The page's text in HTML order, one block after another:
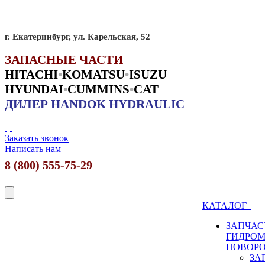
г. Екатеринбург, ул. Карельская, 52
ЗАПАСНЫЕ ЧАСТИ
HITACHI•KOMATSU•ISUZU
HYUNDAI•CUMMINS•CAT
ДИЛЕР HANDOK HYDRAULIC
Заказать звонок
Написать нам
8 (800) 555-75-29
КАТАЛОГ